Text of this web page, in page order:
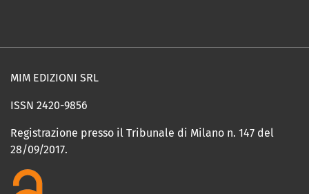
MIM EDIZIONI SRL
ISSN 2420-9856
Registrazione presso il Tribunale di Milano n. 147 del
28/09/2017.